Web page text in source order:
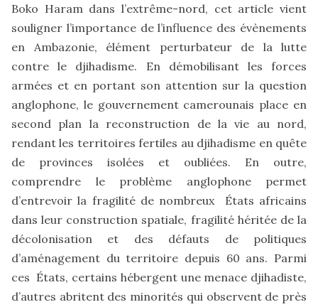
Boko Haram dans l’extrême-nord, cet article vient
souligner l’importance de l’influence des évènements
en Ambazonie, élément perturbateur de la lutte
contre le djihadisme. En démobilisant les forces
armées et en portant son attention sur la question
anglophone, le gouvernement camerounais place en
second plan la reconstruction de la vie au nord,
rendant les territoires fertiles au djihadisme en quête
de provinces isolées et oubliées. En outre,
comprendre le problème anglophone permet
d’entrevoir la fragilité de nombreux États africains
dans leur construction spatiale, fragilité héritée de la
décolonisation et des défauts de politiques
d’aménagement du territoire depuis 60 ans. Parmi
ces États, certains hébergent une menace djihadiste,
d’autres abritent des minorités qui observent de près